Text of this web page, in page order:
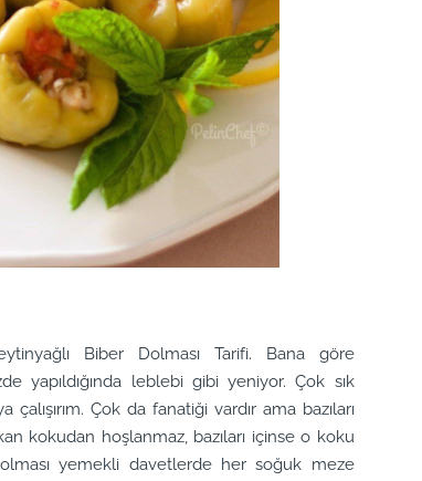
Biber Dolması Tarifi. Bana göre
yapıldığında leblebi gibi yeniyor. Çok sık
Çok da fanatiği vardır ama bazıları
kokudan hoşlanmaz, bazıları içinse o koku
yemekli davetlerde her soğuk meze